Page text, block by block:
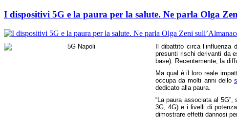
I dispositivi 5G e la paura per la salute. Ne parla Olga
Il dibattito circa
presunti rischi derivanti da
base). Recentemente, la
Ma qual è il loro reale
occupa da molti anni dello
dedicato alla paura.
“La paura associata al
3G, 4G) e i livelli di
dimostrare effetti dannosi